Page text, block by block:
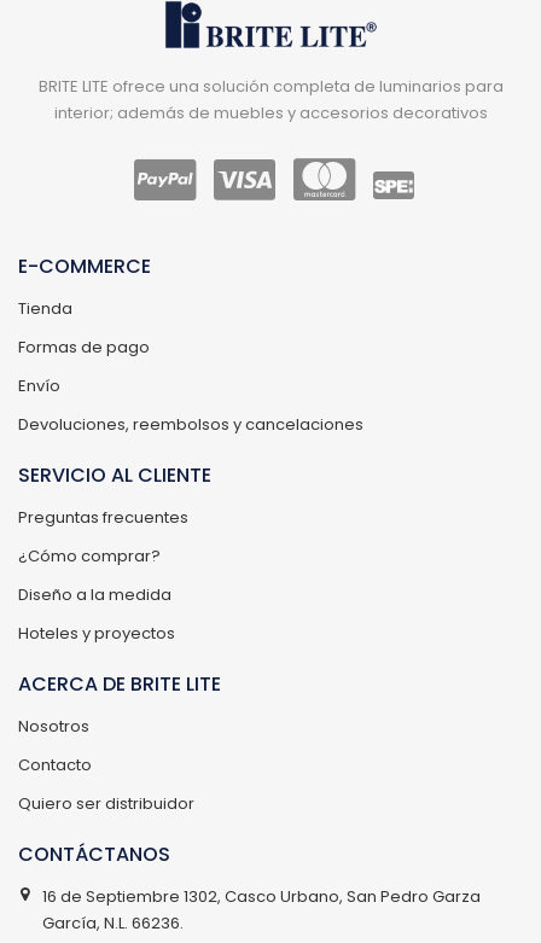
BRITE LITE ofrece una solución completa de luminarios para
interior; además de muebles y accesorios decorativos
E-COMMERCE
Tienda
Formas de pago
Envío
Devoluciones, reembolsos y cancelaciones
SERVICIO AL CLIENTE
Preguntas frecuentes
¿Cómo comprar?
Diseño a la medida
Hoteles y proyectos
ACERCA DE BRITE LITE
Nosotros
Contacto
Quiero ser distribuidor
CONTÁCTANOS
16 de Septiembre 1302, Casco Urbano, San Pedro Garza
García, N.L. 66236.